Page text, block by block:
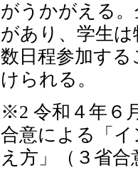
がうかがえる
があり、学生
数日程参加す
けられる。
※2 令和４年６
合意による「
え方」（３省